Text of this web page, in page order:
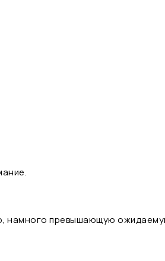
намного превышающую